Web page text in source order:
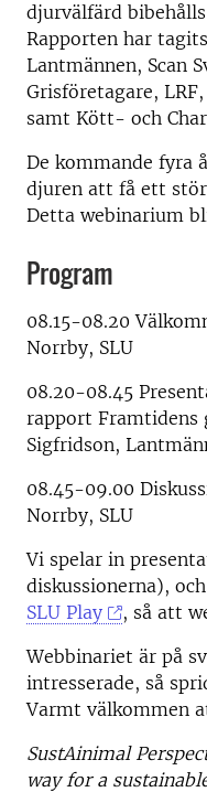
djurvälfärd
Rapporten har
Lantmännen, Scan
Grisföretagare,
samt Kött- och
De kommande fyra
djuren att få ett
Detta webinarium
Program
08.15-08.20
Norrby, SLU
08.20-08.45
rapport
Sigfridson,
08.45-09.00
Norrby, SLU
Vi spelar in
diskussionerna),
SLU Play
, så att
Webbinariet är på
intresserade, så
Varmt välkommen
SustAinimal
way for a